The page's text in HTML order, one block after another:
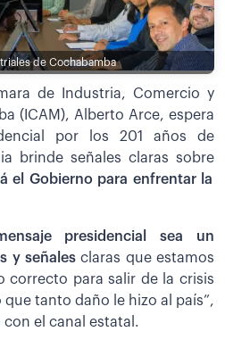
de Cochabamba
de Industria, Comercio y
(ICAM), Alberto Arce, espera
por los 201 años de
brinde señales claras sobre
el Gobierno para enfrentar la
presidencial sea un
y señalesclaras que estamos
correcto para salir de la crisis
tanto daño le hizo al país”,
el canal estatal.